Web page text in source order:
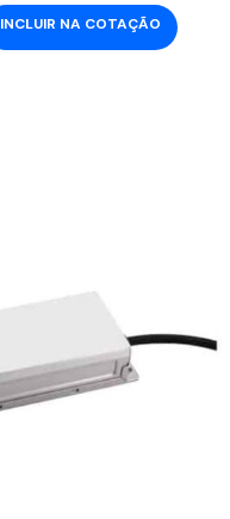
INCLUIR NA COTAÇÃO